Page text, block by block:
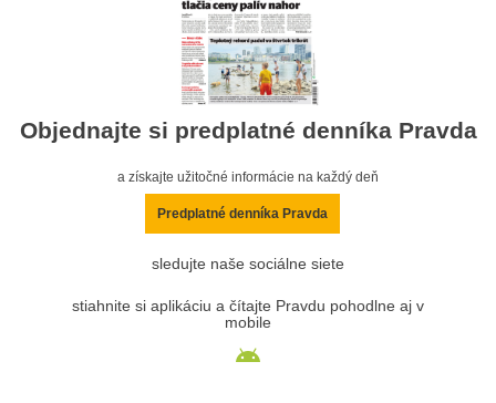
Objednajte si predplatné denníka Pravda
a získajte užitočné informácie na každý deň
Predplatné denníka Pravda
sledujte naše sociálne siete
stiahnite si aplikáciu a čítajte Pravdu pohodlne aj v
mobile